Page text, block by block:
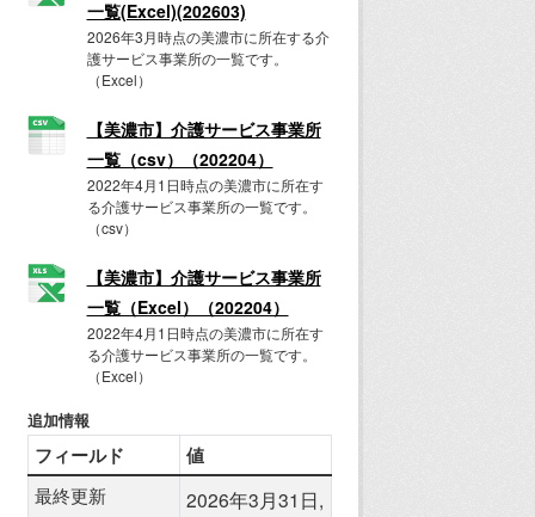
一覧(Excel)(202603)
2026年3月時点の美濃市に所在する介
護サービス事業所の一覧です。
（Excel）
【美濃市】介護サービス事業所
一覧（csv）（202204）
2022年4月1日時点の美濃市に所在す
る介護サービス事業所の一覧です。
（csv）
【美濃市】介護サービス事業所
一覧（Excel）（202204）
2022年4月1日時点の美濃市に所在す
る介護サービス事業所の一覧です。
（Excel）
追加情報
フィールド 値
最終更新
2026年3月31日,